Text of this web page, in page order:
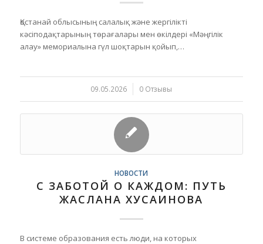
Қостанай облысының салалық және жергілікті
кәсіподақтарының төрағалары мен өкілдері «Мәңгілік
алау» мемориалына гүл шоқтарын қойып,…
09.05.2026
/ 0 Отзывы
НОВОСТИ
С ЗАБОТОЙ О КАЖДОМ: ПУТЬ
ЖАСЛАНА ХУСАИНОВА
В системе образования есть люди, на которых